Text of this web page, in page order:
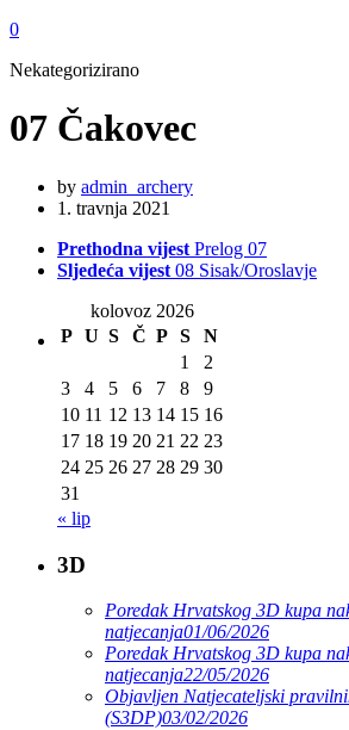
0
Nekategorizirano
07 Čakovec
by admin_archery
1. travnja 2021
Prethodna vijest Prelog 07
Sljedeća vijest 08 Sisak/Oroslavje
kolovoz 2026
P U S Č P S
N
1
2
3
4 5 6 7 8
9
10 11 12 13 14 15 16
17 18 19 20 21 22 23
24 25 26 27 28 29 30
31
« lip
3D
Poredak Hrvatskog 3D kupa
natjecanja01/06/2026
Poredak Hrvatskog 3D kupa
natjecanja22/05/2026
Objavljen Natjecateljski
(S3DP)03/02/2026